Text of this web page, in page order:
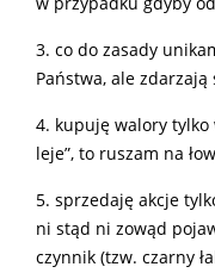
3. co do zasady
Państwa, ale
4. kupuję walory tylko
leje”, to ruszam na
5. sprzedaję akcje
ni stąd ni zowąd
czynnik (tzw. czarny